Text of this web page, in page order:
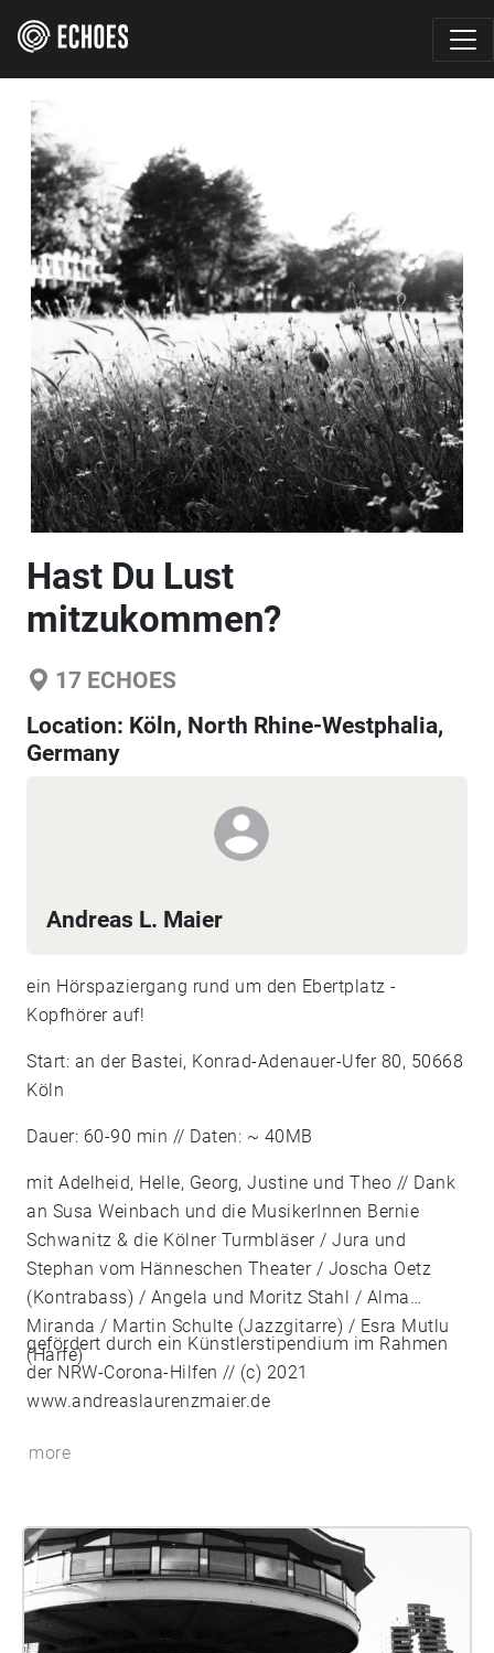
Hast Du Lust
mitzukommen?
17 ECHOES
Location: Köln, North Rhine-Westphalia,
Germany
Andreas L. Maier
ein Hörspaziergang rund um den Ebertplatz -
Kopfhörer auf!
Start: an der Bastei, Konrad-Adenauer-Ufer 80, 50668
Köln
Dauer: 60-90 min // Daten: ~ 40MB
mit Adelheid, Helle, Georg, Justine und Theo // Dank
an Susa Weinbach und die MusikerInnen Bernie
Schwanitz & die Kölner Turmbläser / Jura und
Stephan vom Hänneschen Theater / Joscha Oetz
(Kontrabass) / Angela und Moritz Stahl / Alma
Miranda / Martin Schulte (Jazzgitarre) / Esra Mutlu
(Harfe)
gefördert durch ein Künstlerstipendium im Rahmen
der NRW-Corona-Hilfen // (c) 2021
www.andreaslaurenzmaier.de
more